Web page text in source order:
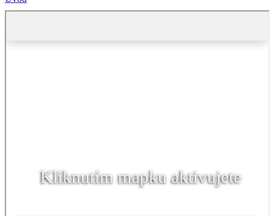
Kliknutím mapku aktivujete